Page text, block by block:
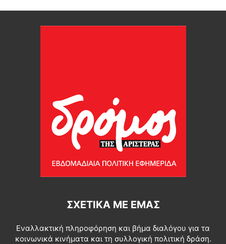
ΣΧΕΤΙΚΆ ΜΕ ΕΜΆΣ
Εναλλακτική πληροφόρηση και βήμα διαλόγου για τα
κοινωνικά κινήματα και τη συλλογική πολιτική δράση.